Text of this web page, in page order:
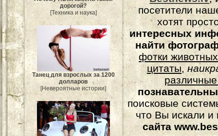
дорогой?
[Техника и наука]
Танец для взрослых за 1200
долларов
[Невероятные истории]
посетители
хотят
интересных
найти
фотки животных
цитаты,
поисковые
что Вы искали и
сайта